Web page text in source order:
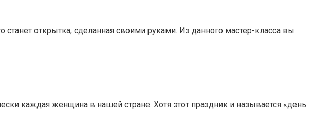
открытка, сделанная своими руками. Из данного мастер-класса вы
каждая женщина в нашей стране. Хотя этот праздник и называется «день